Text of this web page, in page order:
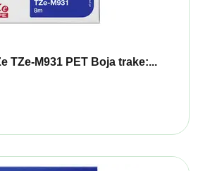
TZe-M931 PET Boja trake:...